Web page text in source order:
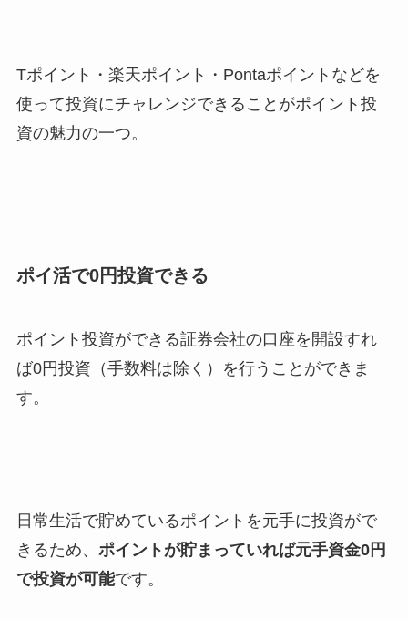
Tポイント・楽天ポイント・Pontaポイントなどを
使って投資にチャレンジできることがポイント投
資の魅力の一つ。
ポイ活で0円投資できる
ポイント投資ができる証券会社の口座を開設すれ
ば0円投資（手数料は除く）を行うことができま
す。
日常生活で貯めているポイントを元手に投資がで
きるため、 ポイントが貯まっていれば元手資金0円
で投資が可能です。